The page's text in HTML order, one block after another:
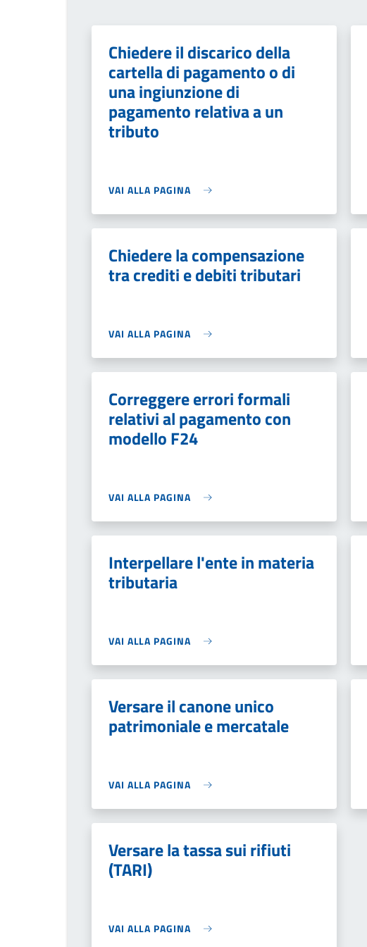
Chiedere il discarico della
cartella di pagamento o di
una ingiunzione di
pagamento relativa a un
tributo
VAI ALLA PAGINA
Chiedere la compensazione
tra crediti e debiti tributari
VAI ALLA PAGINA
Correggere errori formali
relativi al pagamento con
modello F24
VAI ALLA PAGINA
Interpellare l'ente in materia
tributaria
VAI ALLA PAGINA
Versare il canone unico
patrimoniale e mercatale
VAI ALLA PAGINA
Versare la tassa sui rifiuti
(TARI)
VAI ALLA PAGINA